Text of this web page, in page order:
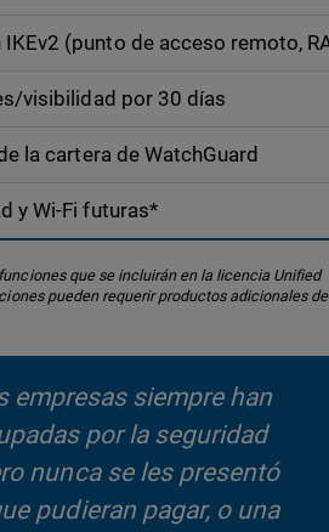
IKEv2 (punto de acceso remoto,
visibilidad por 30 días
la cartera de WatchGuard
y Wi-Fi futuras*
que se incluirán en la licencia Unified
pueden requerir productos adicionales de
empresas siempre han
por la seguridad
nunca se les presentó
pudieran pagar, o una